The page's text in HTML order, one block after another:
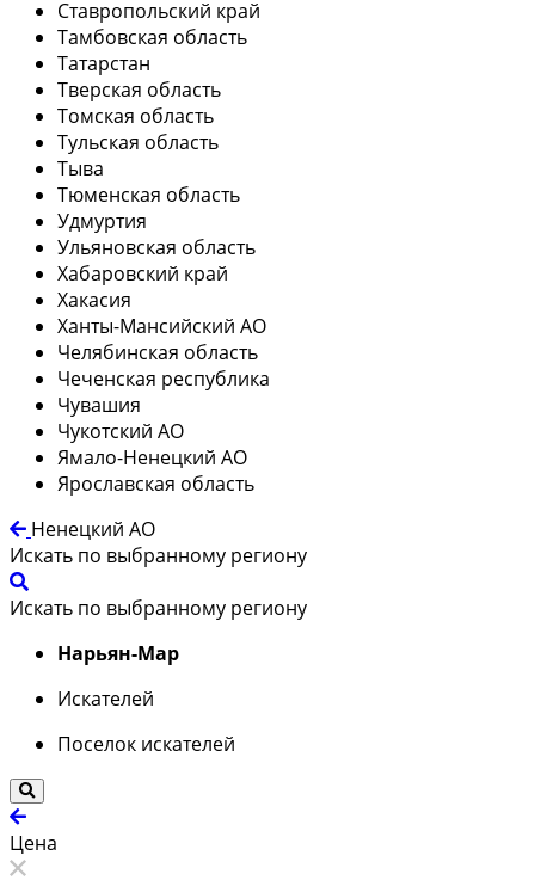
Ставропольский край
Тамбовская область
Татарстан
Тверская область
Томская область
Тульская область
Тыва
Тюменская область
Удмуртия
Ульяновская область
Хабаровский край
Хакасия
Ханты-Мансийский АО
Челябинская область
Чеченская республика
Чувашия
Чукотский АО
Ямало-Ненецкий АО
Ярославская область
Ненецкий АО
Искать по выбранному региону
Искать по выбранному региону
Нарьян-Мар
Искателей
Поселок искателей
Цена